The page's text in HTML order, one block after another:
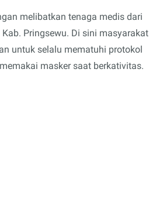
melibatkan tenaga medis dari
Pringsewu. Di sini masyarakat
untuk selalu mematuhi protokol
masker saat berkativitas.